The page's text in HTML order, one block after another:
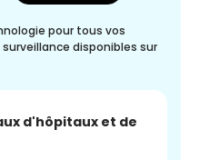
pour tous vos
disponibles sur
d'hôpitaux et de